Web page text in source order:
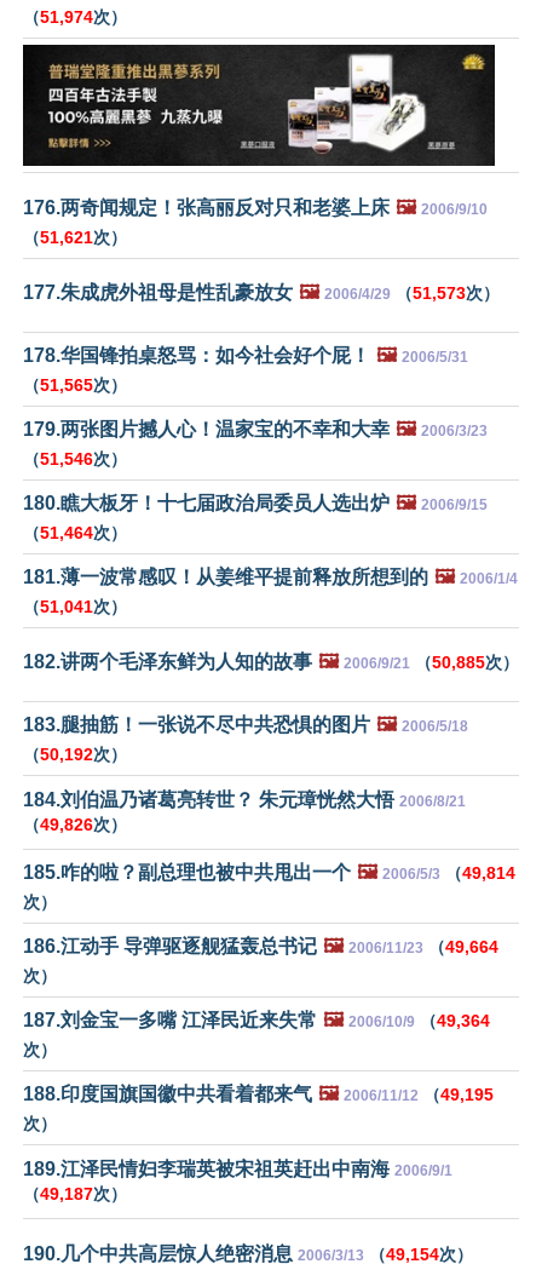
（51,974次）
176.两奇闻规定！张高丽反对只和老婆上床 🖼️ 2006/9/10
（51,621次）
177.朱成虎外祖母是性乱豪放女 🖼️ 2006/4/29 （51,573次）
178.华国锋拍桌怒骂：如今社会好个屁！ 🖼️ 2006/5/31
（51,565次）
179.两张图片撼人心！温家宝的不幸和大幸 🖼️ 2006/3/23
（51,546次）
180.瞧大板牙！十七届政治局委员人选出炉 🖼️ 2006/9/15
（51,464次）
181.薄一波常感叹！从姜维平提前释放所想到的 🖼️ 2006/1/4
（51,041次）
182.讲两个毛泽东鲜为人知的故事 🖼️ 2006/9/21 （50,885次）
183.腿抽筋！一张说不尽中共恐惧的图片 🖼️ 2006/5/18
（50,192次）
184.刘伯温乃诸葛亮转世？ 朱元璋恍然大悟 2006/8/21
（49,826次）
185.咋的啦？副总理也被中共甩出一个 🖼️ 2006/5/3 （49,814
次）
186.江动手 导弹驱逐舰猛轰总书记 🖼️ 2006/11/23 （49,664
次）
187.刘金宝一多嘴 江泽民近来失常 🖼️ 2006/10/9 （49,364
次）
188.印度国旗国徽中共看着都来气 🖼️ 2006/11/12 （49,195
次）
189.江泽民情妇李瑞英被宋祖英赶出中南海 2006/9/1
（49,187次）
190.几个中共高层惊人绝密消息 2006/3/13 （49,154次）